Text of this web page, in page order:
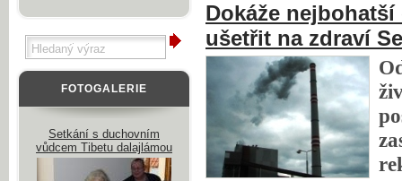
Dokáže
ušetřit na zdraví
FOTOGALERIE
Setkání s duchovním
vůdcem Tibetu dalajlámou